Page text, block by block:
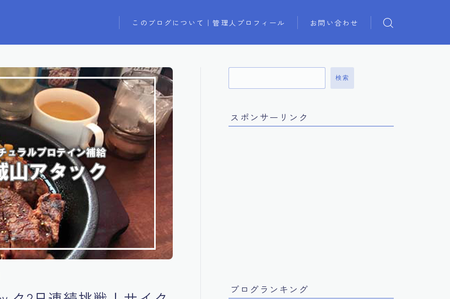
このブログについて｜管理人プロフィール お問い合わせ
検索
スポンサーリンク
ブログランキング